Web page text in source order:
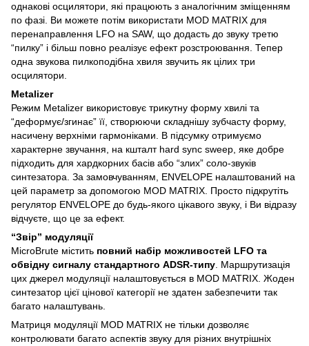
однакові осцилятори, які працюють з аналогічним зміщенням
по фазі. Ви можете потім використати MOD MATRIX для
перенаправлення LFO на SAW, що додасть до звуку третю
“пилку” і більш повно реалізує ефект розстроювання. Тепер
одна звукова пилкоподібна хвиля звучить як цілих три
осцилятори.
Metalizer
Режим Metalizer використовує трикутну форму хвилі та
“деформує/згинає” її, створюючи складнішу зубчасту форму,
насичену верхніми гармоніками. В підсумку отримуємо
характерне звучання, на кшталт hard sync sweep, яке добре
підходить для хардкорних басів або “злих” соло-звуків
синтезатора. За замовчуванням, ENVELOPE налаштований на
цей параметр за допомогою MOD MATRIX. Просто підкрутіть
регулятор ENVELOPE до будь-якого цікавого звуку, і Ви відразу
відчуєте, що це за ефект.
“Звір” модуляції
MicroBrute містить повний набір можливостей LFO та
обвідну сигналу стандартного ADSR-типу. Маршрутизація
цих джерел модуляції налаштовується в MOD MATRIX. Жоден
синтезатор цієї цінової категорії не здатен забезпечити так
багато налаштувань.
Матриця модуляції MOD MATRIX не тільки дозволяє
контролювати багато аспектів звуку для різних внутрішніх